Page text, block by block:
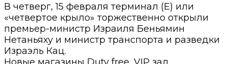
В четверг, 15 февраля терминал (Е) или
«четвертое крыло» торжественно открыли
премьер-министр Израиля Беньямин
Нетаньяху и министр транспорта и разведки
Израэль Кац.